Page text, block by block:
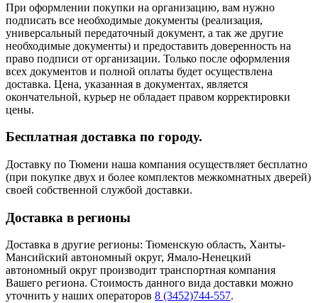
При оформлении покупки на организацию, вам нужно
подписать все необходимые документы (реализация,
универсальный передаточный документ, а так же другие
необходимые документы) и предоставить доверенность на
право подписи от организации. Только после оформления
всех документов и полной оплаты будет осуществлена
доставка. Цена, указанная в документах, является
окончательной, курьер не обладает правом корректировки
цены.
Бесплатная доставка по городу.
Доставку по Тюмени наша компания осуществляет бесплатно
(при покупке двух и более комплектов межкомнатных дверей)
своей собственной службой доставки.
Доставка в регионы
Доставка в другие регионы: Тюменскую область, Ханты-
Мансийский автономный округ, Ямало-Ненецкий
автономный округ производит транспортная компания
Вашего региона. Стоимость данного вида доставки можно
уточнить у наших операторов 8 (3452)744-557.